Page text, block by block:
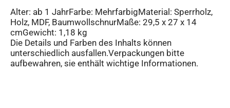
Alter: ab 1 JahrFarbe: MehrfarbigMaterial: Sperrholz,
Holz, MDF, BaumwollschnurMaße: 29,5 x 27 x 14
cmGewicht: 1,18 kg
Die Details und Farben des Inhalts können
unterschiedlich ausfallen.Verpackungen bitte
aufbewahren, sie enthält wichtige Informationen.